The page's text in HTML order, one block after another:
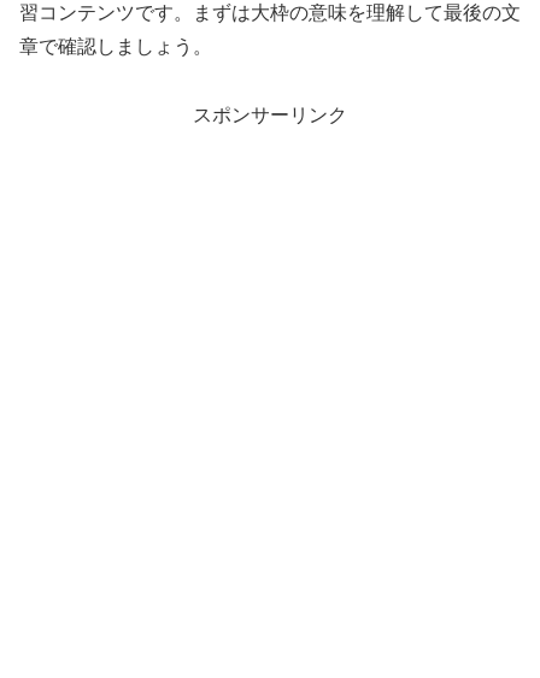
習コンテンツです。まずは大枠の意味を理解して最後の文
章で確認しましょう。
スポンサーリンク